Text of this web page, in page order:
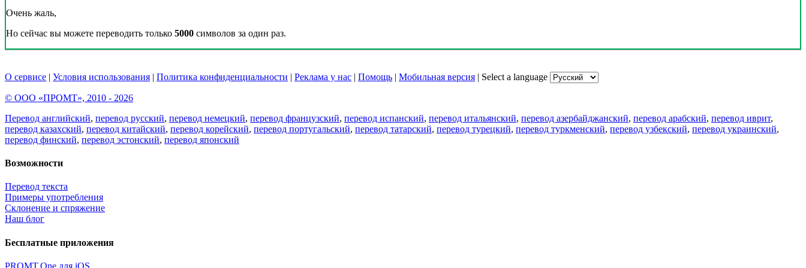
Очень жаль,
Но сейчас вы можете переводить только 5000 символов за один раз.
О сервисе | Условия использования | Политика конфиденциальности | Реклама у нас | Помощь | Мобильная версия | Select a language
© ООО «ПРОМТ», 2010 - 2026
Перевод английский, перевод русский, перевод немецкий, перевод французский, перевод испанский, перевод итальянский, перевод азербайджанский, перевод арабский, перевод иврит,
перевод казахский, перевод китайский, перевод корейский, перевод португальский, перевод татарский, перевод турецкий, перевод туркменский, перевод узбекский, перевод украинский,
перевод финский, перевод эстонский, перевод японский
Возможности
Перевод текста
Примеры употребления
Склонение и спряжение
Наш блог
Бесплатные приложения
PROMT.One для iOS